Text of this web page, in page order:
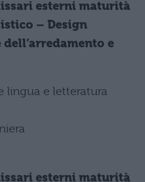
esterni maturità
– Design
e
lingua e letteratura
esterni maturità